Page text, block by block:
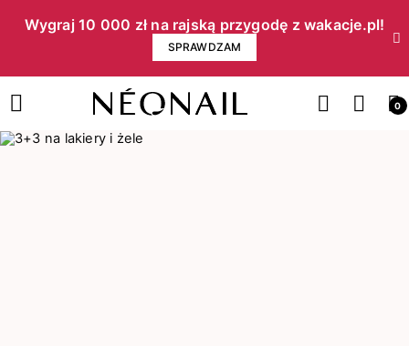
Wygraj 10 000 zł na rajską przygodę z wakacje.pl!​
SPRAWDZAM
0